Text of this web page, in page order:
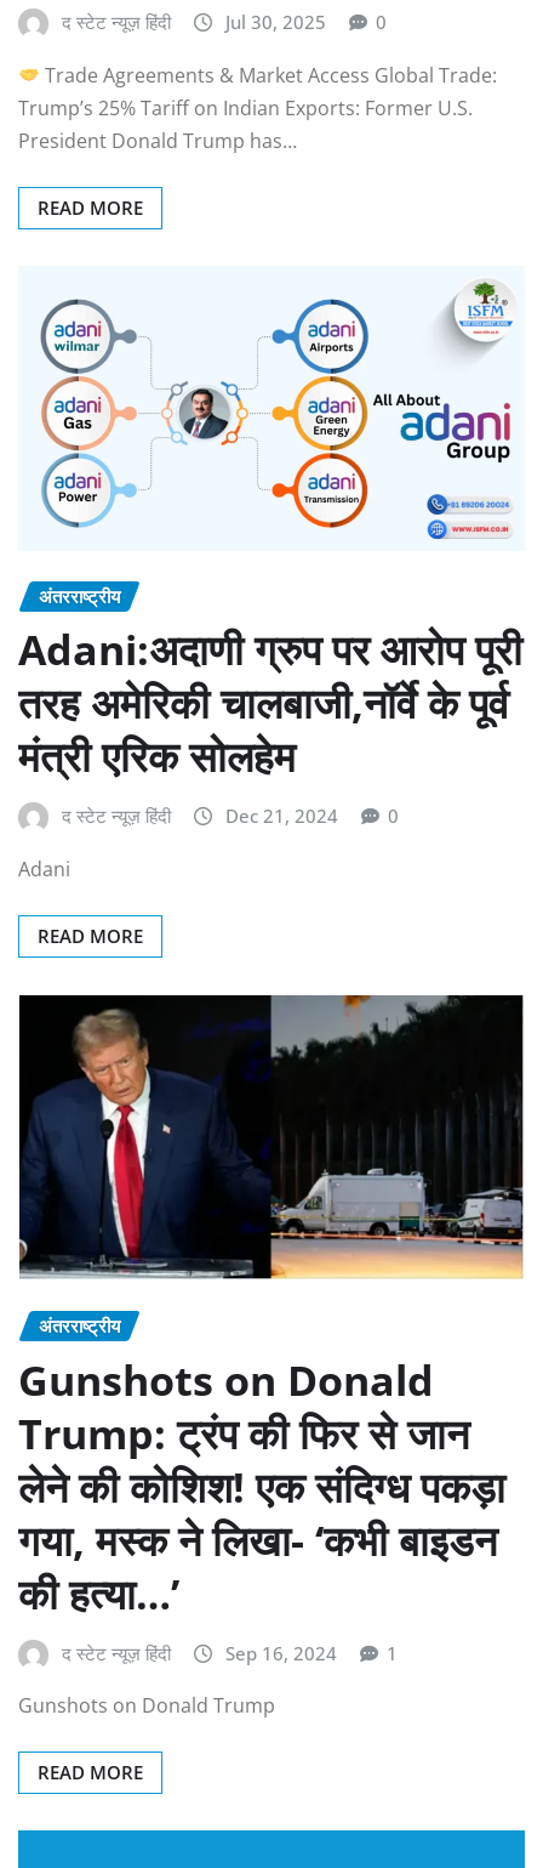
द स्टेट न्यूज़ हिंदी Jul 30, 2025 0
Trade Agreements & Market Access Global Trade:
Trump’s 25% Tariff on Indian Exports: Former U.S.
President Donald Trump has…
READ MORE
अंतरराष्ट्रीय
Adani:अदाणी ग्रुप पर आरोप पूरी
तरह अमेरिकी चालबाजी,नॉर्वे के पूर्व
मंत्री एरिक सोलहेम
द स्टेट न्यूज़ हिंदी Dec 21, 2024 0
Adani
READ MORE
अंतरराष्ट्रीय
Gunshots on Donald
Trump: ट्रंप की फिर से जान
लेने की कोशिश! एक संदिग्ध पकड़ा
गया, मस्क ने लिखा- ‘कभी बाइडन
की हत्या…’
द स्टेट न्यूज़ हिंदी Sep 16, 2024 1
Gunshots on Donald Trump
READ MORE